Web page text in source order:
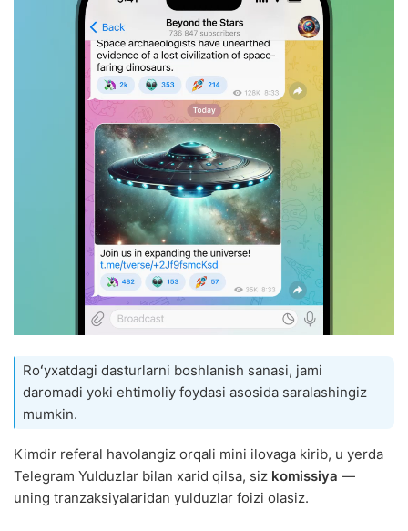
Roʻyxatdagi dasturlarni boshlanish sanasi, jami
daromadi yoki ehtimoliy foydasi asosida saralashingiz
mumkin.
Kimdir referal havolangiz orqali mini ilovaga kirib, u yerda
Telegram Yulduzlar bilan xarid qilsa, siz komissiya —
uning tranzaksiyalaridan yulduzlar foizi olasiz.